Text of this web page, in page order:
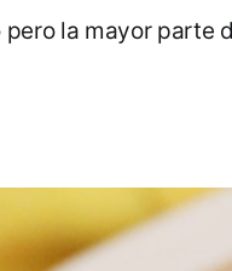
la mayor parte